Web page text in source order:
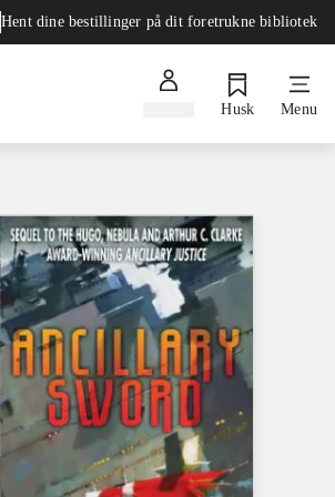
Hent dine bestillinger på dit foretrukne bibliotek
Husk Menu